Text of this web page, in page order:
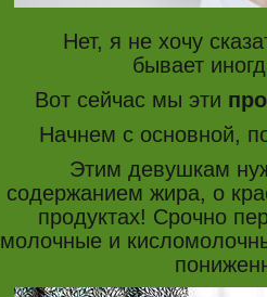
Нет, я не хочу
бывает
Вот сейчас мы эти
Начнем с основной,
Этим девушкам
содержанием жира, о
продуктах! Срочно
молочные и